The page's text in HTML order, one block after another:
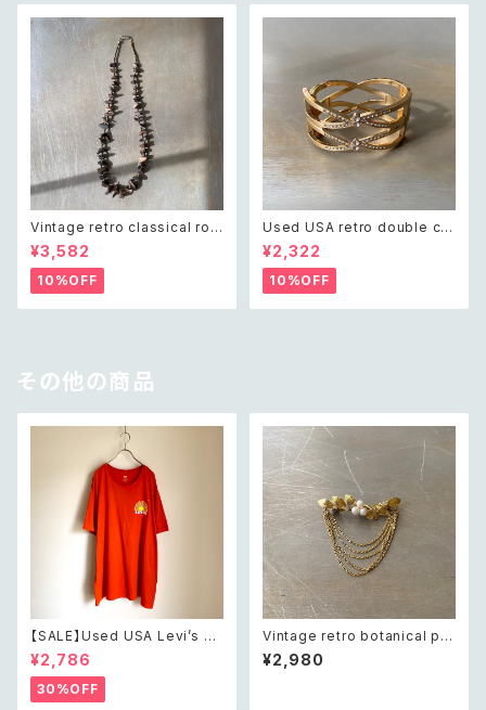
Vintage retro classical rou
gh cut shell beads necklac
e レトロ ヴィンテージ アクセサ
リー クラシカル ラフカット シェ
ル ビーズ ネックレス
¥3,582
10%OFF
Used USA retro double cro
ss crystal bijou bangle レト
ロ アメリカ ユーズド アクセサリ
ー ゴールド ダブル クロス ビジ
ュー バングル
¥2,322
10%OFF
その他の商品
【SALE】Used USA Levi’s su
nrise design orange t shirt
レトロ アメリカ ユーズド 古着
リーバイス サンライズ デザイン
オレンジ Tシャツ XXL
¥2,786
30%OFF
Vintage retro botanical pe
arl×bijou brooch レトロ ヴィ
ンテージ アクセサリー ボタニカ
¥2,980